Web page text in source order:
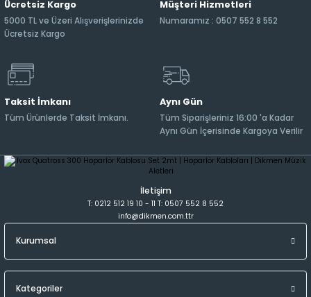
Ücretsiz Kargo
5000 TL ve Üzeri Alışverişlerinizde
Ücretsiz Kargo
Müşteri Hizmetleri
Numaramız : 0507 552 8 552
Taksit İmkanı
Tüm Ürünlerde Taksit İmkanı.
Aynı Gün
Tüm Siparişleriniz 16:00 'a Kadar
Aynı Gün İçerisinde Kargoya Verilir
İletişim
T: 0212 512 19 10 - 11 T: 0507 552 8 552
info@dikmen.com.ttr
Kurumsal
Kategoriler